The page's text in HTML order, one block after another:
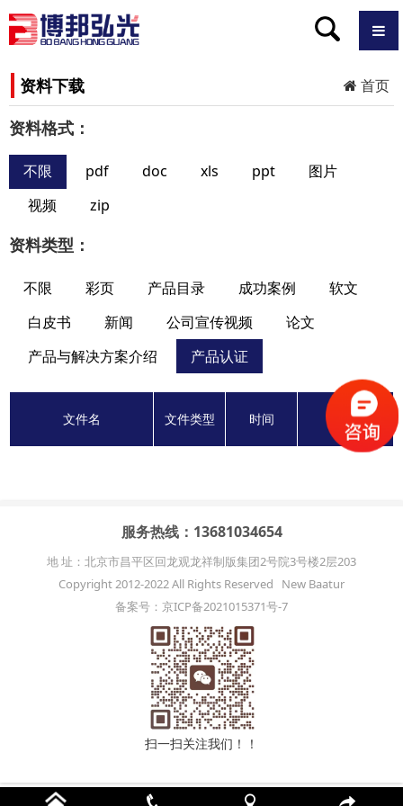
资料下载 首页
资料格式：
不限 pdf doc xls ppt
图片
视频
zip
资料类型：
不限 彩页 产品目录 成功案例
软文
白皮书
新闻 公司宣传视频
论文
产品与解决方案介绍
产品认证
文件名 文件类型 时间 下载
服务热线：13681034654
地 址：北京市昌平区回龙观龙祥制版集团2号院3号楼2层203
Copyright 2012-2022 All Rights Reserved New Baatur
备案号：京ICP备2021015371号-7
扫一扫关注我们！！